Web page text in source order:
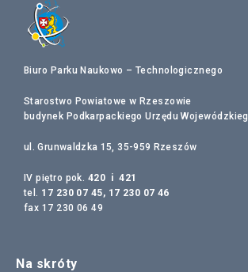
Biuro Parku Naukowo – Technologicznego
Starostwo Powiatowe w Rzeszowie
budynek Podkarpackiego Urzędu
ul. Grunwaldzka 15, 35-959 Rzeszów
IV piętro pok. 420 i 421
tel. 17 230 07 45, 17 230 07 46
fax 17 230 06 49
Na skróty